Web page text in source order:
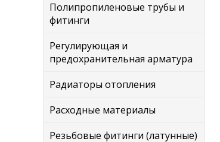
Полипропиленовые трубы и
фитинги
Регулирующая и
предохранительная арматура
Радиаторы отопления
Расходные материалы
Резьбовые фитинги (латунные)